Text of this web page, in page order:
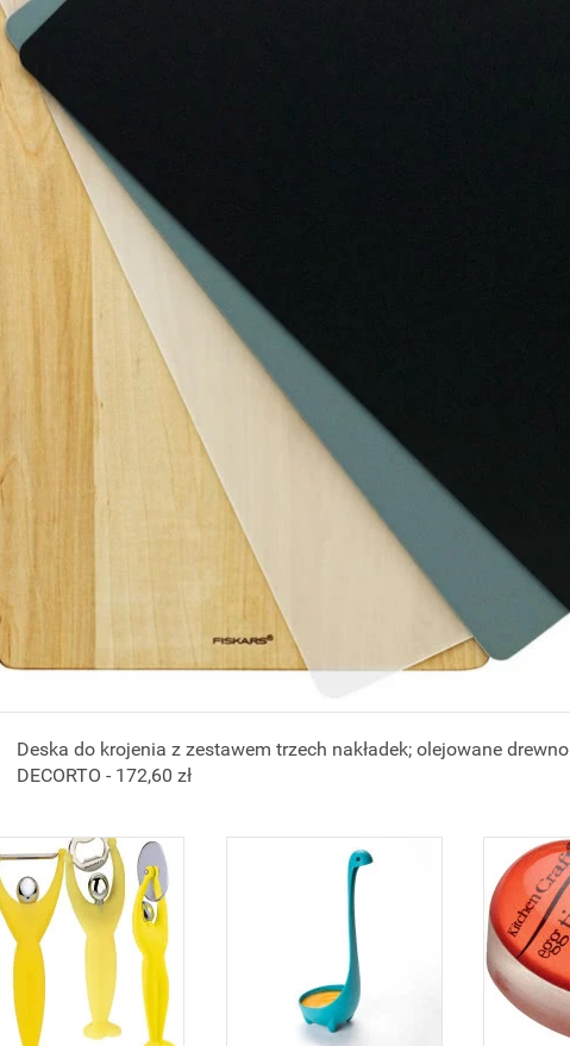
Deska do krojenia z zestawem trzech nakładek; olejowane
DECORTO - 172,60 zł